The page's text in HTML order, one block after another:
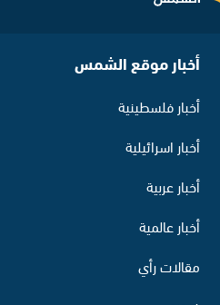
أخبار موقع الشمس
أخبار فلسطينية
أخبار اسرائيلية
أخبار عربية
أخبار عالمية
مقالات رأي